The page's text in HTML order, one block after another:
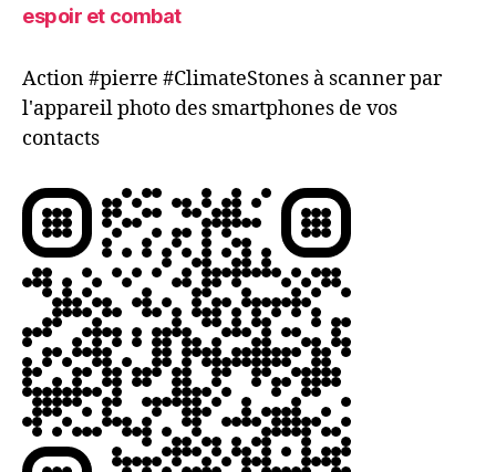
espoir et combat
Action #pierre #ClimateStones à scanner par
l'appareil photo des smartphones de vos
contacts